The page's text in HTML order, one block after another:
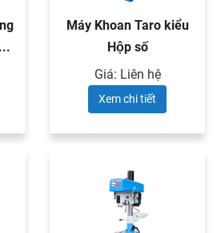
Máy Khoan Taro kiểu
Hộp số
Giá: Liên hệ
Xem chi tiết